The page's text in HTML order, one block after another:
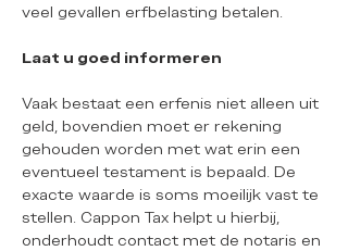
veel gevallen erfbelasting betalen.
Laat u goed informeren
Vaak bestaat een erfenis niet alleen uit
geld, bovendien moet er rekening
gehouden worden met wat erin een
eventueel testament is bepaald. De
exacte waarde is soms moeilijk vast te
stellen. Cappon Tax helpt u hierbij,
onderhoudt contact met de notaris en